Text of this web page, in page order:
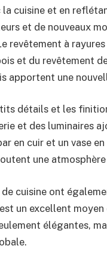
la cuisine et en
et de nouveaux
revêtement à rayures
et du revêtement
apportent une
détails et les
et des luminaires
en cuir et un vase
une atmosphère
de cuisine ont
un excellent moyen
élégantes,